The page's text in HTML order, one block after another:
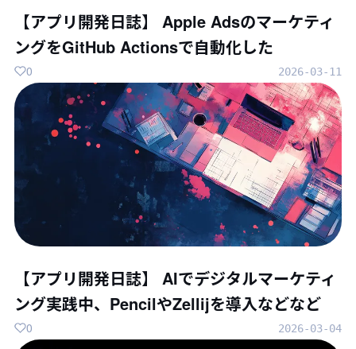
【アプリ開発日誌】 Apple Adsのマーケティ
ングをGitHub Actionsで自動化した
2026-03-11
0
【アプリ開発日誌】 AIでデジタルマーケティ
ング実践中、PencilやZellijを導入などなど
2026-03-04
0